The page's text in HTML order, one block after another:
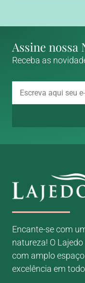
Assine nossa
Receba as
Encante-se com
natureza! O
com amplo
excelência em